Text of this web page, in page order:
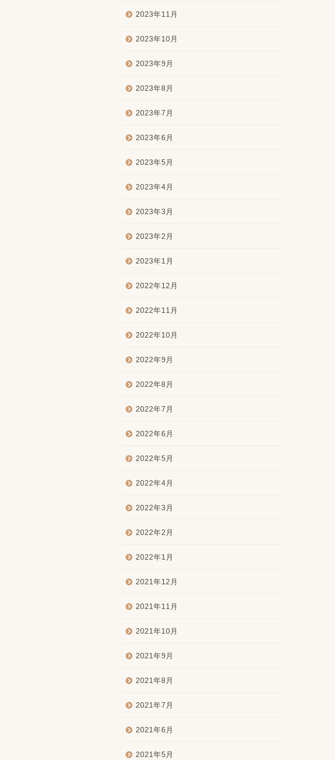
2023年11月
2023年10月
2023年9月
2023年8月
2023年7月
2023年6月
2023年5月
2023年4月
2023年3月
2023年2月
2023年1月
2022年12月
2022年11月
2022年10月
2022年9月
2022年8月
2022年7月
2022年6月
2022年5月
2022年4月
2022年3月
2022年2月
2022年1月
2021年12月
2021年11月
2021年10月
2021年9月
2021年8月
2021年7月
2021年6月
2021年5月